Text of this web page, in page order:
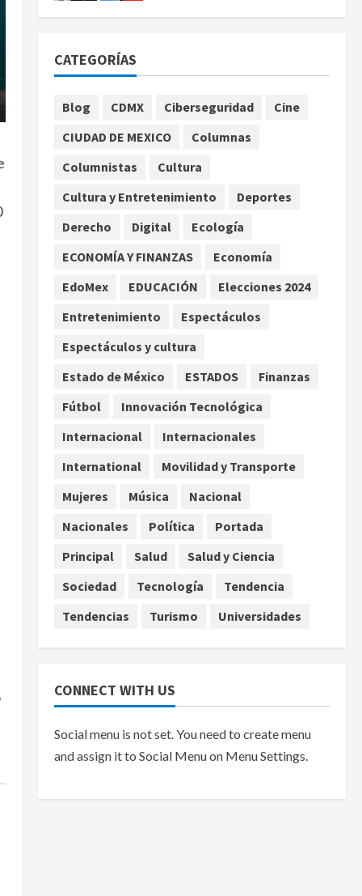
Rosario
2
Detienen a ‘El Pony’ con fusil
M4, drogas y arsenal en
agosto 9, 2026
Melanie Martinez se presenta
en el Palacio de los Deportes
Sacrifice’
agosto 9, 2026
4
Sheinbaum defiende
reestructura de créditos del
financiero
agosto 9, 2026
Internacional
Colombia respalda soberanía
y busca TLC
agosto 9, 2026
CATEGORÍAS
Blog CDMX Ciberseguridad
Cine
CIUDAD DE MEXICO
Columnas
Columnistas
Cultura
Cultura y Entretenimiento
Deportes
Derecho
Digital
Ecología
ECONOMÍA Y FINANZAS
Economía
EdoMex
EDUCACIÓN
Elecciones 2024
Entretenimiento
Espectáculos
Espectáculos y cultura
Estado de México
ESTADOS
Finanzas
Fútbol
Innovación Tecnológica
Internacional
Internacionales
International
Movilidad y Transporte
Mujeres
Música
Nacional
Nacionales
Política
Portada
Principal
Salud
Salud y Ciencia
Sociedad
Tecnología
Tendencia
Tendencias
Turismo Universidades
CONNECT WITH US
Social menu is not set. You need to create menu
and assign it to Social Menu on Menu Settings.